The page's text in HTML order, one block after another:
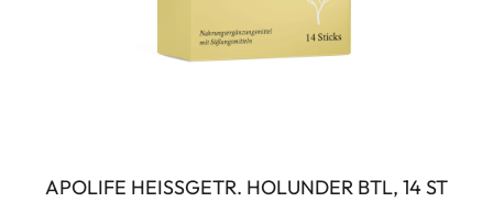
APOLIFE HEISSGETR. HOLUNDER BTL, 14 ST